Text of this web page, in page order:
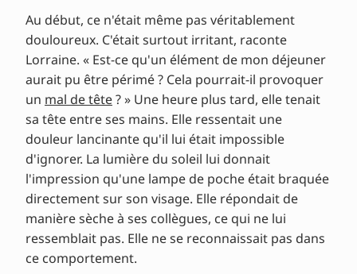
Au début, ce n'était même pas véritablement
douloureux. C'était surtout irritant, raconte
Lorraine. « Est-ce qu'un élément de mon déjeuner
aurait pu être périmé ? Cela pourrait-il provoquer
un mal de tête? » Une heure plus tard, elle tenait
sa tête entre ses mains. Elle ressentait une
douleur lancinante qu'il lui était impossible
d'ignorer. La lumière du soleil lui donnait
l'impression qu'une lampe de poche était braquée
directement sur son visage. Elle répondait de
manière sèche à ses collègues, ce qui ne lui
ressemblait pas. Elle ne se reconnaissait pas dans
ce comportement.